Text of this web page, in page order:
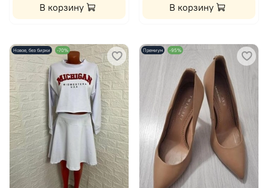
В корзину В корзину
Новое, без бирки -70% Премиум -95%